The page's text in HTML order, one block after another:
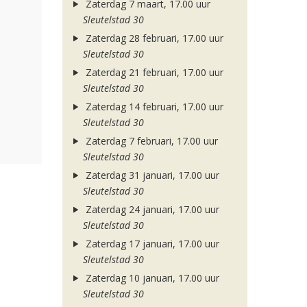
Zaterdag 7 maart, 17.00 uur
Sleutelstad 30
Zaterdag 28 februari, 17.00 uur
Sleutelstad 30
Zaterdag 21 februari, 17.00 uur
Sleutelstad 30
Zaterdag 14 februari, 17.00 uur
Sleutelstad 30
Zaterdag 7 februari, 17.00 uur
Sleutelstad 30
Zaterdag 31 januari, 17.00 uur
Sleutelstad 30
Zaterdag 24 januari, 17.00 uur
Sleutelstad 30
Zaterdag 17 januari, 17.00 uur
Sleutelstad 30
Zaterdag 10 januari, 17.00 uur
Sleutelstad 30